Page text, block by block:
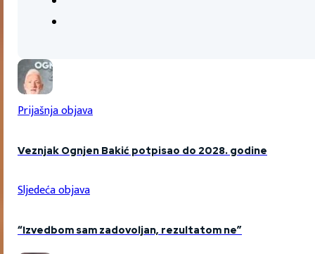
Prijašnja objava
Veznjak Ognjen Bakić potpisao do 2028. godine
Sljedeća objava
“Izvedbom sam zadovoljan, rezultatom ne”